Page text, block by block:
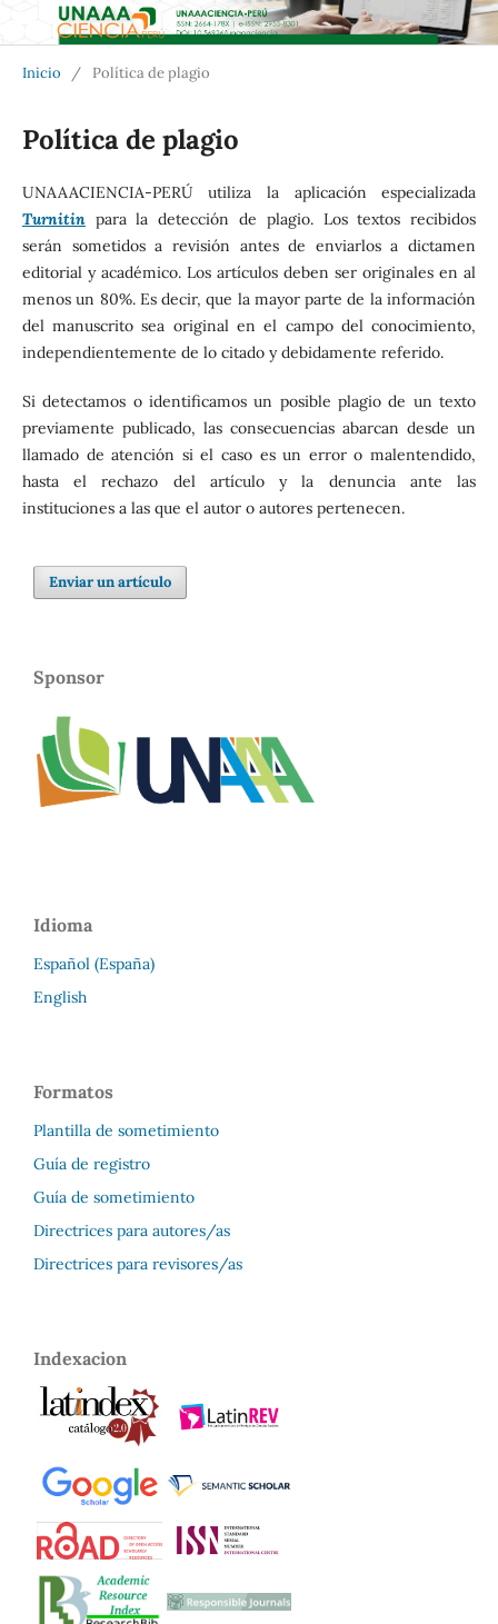
Inicio / Política de plagio
Política de plagio
UNAAACIENCIA-PERÚ utiliza la aplicación especializada
Turnitinpara la detección de plagio. Los textos recibidos
serán sometidos a revisión antes de enviarlos a dictamen
editorial y académico. Los artículos deben ser originales en al
menos un 80%. Es decir, que la mayor parte de la información
del manuscrito sea original en el campo del conocimiento,
independientemente de lo citado y debidamente referido.
Si detectamos o identificamos un posible plagio de un texto
previamente publicado, las consecuencias abarcan desde un
llamado de atención si el caso es un error o malentendido,
hasta el rechazo del artículo y la denuncia ante las
instituciones a las que el autor o autores pertenecen.
Enviar un artículo
Sponsor
Idioma
Español (España)
English
Formatos
Plantilla de sometimiento
Guía de registro
Guía de sometimiento
Directrices para autores/as
Directrices para revisores/as
Indexacion